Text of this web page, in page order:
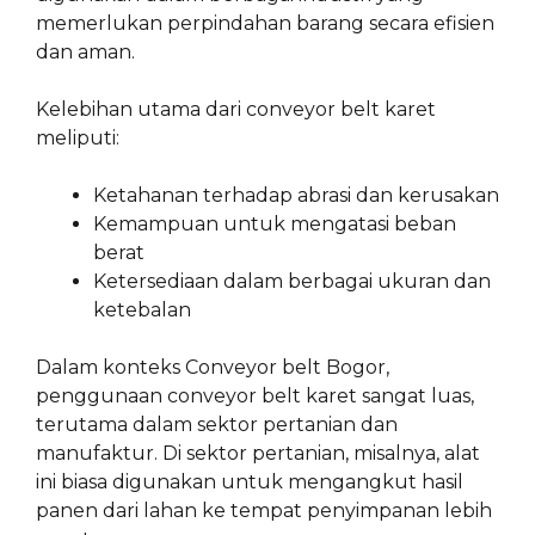
memerlukan perpindahan barang secara efisien
dan aman.
Kelebihan utama dari conveyor belt karet
meliputi:
Ketahanan terhadap abrasi dan kerusakan
Kemampuan untuk mengatasi beban
berat
Ketersediaan dalam berbagai ukuran dan
ketebalan
Dalam konteks Conveyor belt Bogor,
penggunaan conveyor belt karet sangat luas,
terutama dalam sektor pertanian dan
manufaktur. Di sektor pertanian, misalnya, alat
ini biasa digunakan untuk mengangkut hasil
panen dari lahan ke tempat penyimpanan lebih